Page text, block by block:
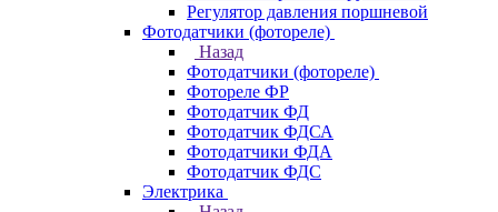
Регулятор давления поршневой
Фотодатчики (фотореле)
Назад
Фотодатчики (фотореле)
Фотореле ФР
Фотодатчик ФД
Фотодатчик ФДСА
Фотодатчики ФДА
Фотодатчик ФДС
Электрика